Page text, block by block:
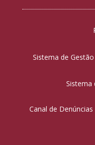
Sistema de
Sistema
Canal de Denúncias